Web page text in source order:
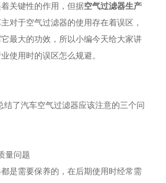
关键性的作用，但据空气过滤器生产
对于空气过滤器的使用存在着误区，
最大的功效，所以小编今天给大家讲
使用时的误区怎么规避。
结了汽车空气过滤器应该注意的三个问
量问题
是需要保养的，在后期使用时经常需